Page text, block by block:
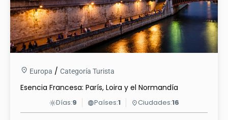
Europa / Categoría Turista
Esencia Francesa: París, Loira y el Normandía
light_modeDías:9 languagePaíses:1 placeCiudades:16